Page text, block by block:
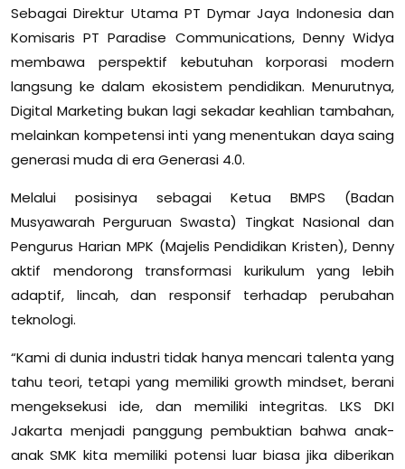
Sebagai Direktur Utama PT Dymar Jaya Indonesia dan
Komisaris PT Paradise Communications, Denny Widya
membawa perspektif kebutuhan korporasi modern
langsung ke dalam ekosistem pendidikan. Menurutnya,
Digital Marketing bukan lagi sekadar keahlian tambahan,
melainkan kompetensi inti yang menentukan daya saing
generasi muda di era Generasi 4.0.
Melalui posisinya sebagai Ketua BMPS (Badan
Musyawarah Perguruan Swasta) Tingkat Nasional dan
Pengurus Harian MPK (Majelis Pendidikan Kristen), Denny
aktif mendorong transformasi kurikulum yang lebih
adaptif, lincah, dan responsif terhadap perubahan
teknologi.
“Kami di dunia industri tidak hanya mencari talenta yang
tahu teori, tetapi yang memiliki growth mindset, berani
mengeksekusi ide, dan memiliki integritas. LKS DKI
Jakarta menjadi panggung pembuktian bahwa anak-
anak SMK kita memiliki potensi luar biasa jika diberikan